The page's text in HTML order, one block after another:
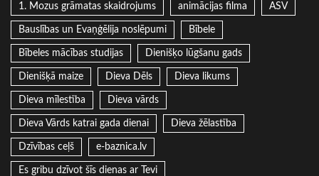
1. Mozus grāmatas skaidrojums animācijas filma ASV
Bauslības un Evaņģēlija noslēpumi Bībele
Bībeles mācības studijas Dienišķo lūgšanu gads
Dienišķā maize Dieva Dēls Dieva likums
Dieva mīlestība Dieva vārds
Dieva Vārds katrai gada dienai Dieva žēlastība
Dzīvības ceļš e-baznica.lv
Es gribu dzīvot šīs dienas ar Tevi